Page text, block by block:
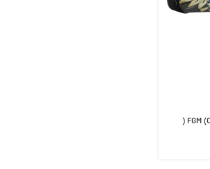
کامپوزیت نانوفیل FGM (OpAllis) (